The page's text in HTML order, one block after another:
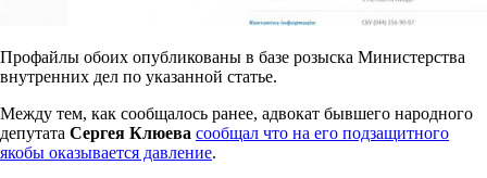
Профайлы обоих опубликованы в базе розыска Министерства
внутренних дел по указанной статье.
Между тем, как сообщалось ранее, адвокат бывшего народного
депутата Сергея Клюева сообщал что на его подзащитного
якобы оказывается давление.